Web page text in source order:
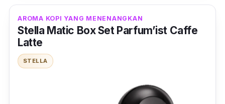
dicampur dengan air.
Dengan menggunakan teknologi ini,
memungkinkan alat ini untuk melepaskan
aroma essential oil secara efektif ke setiap
yang kaya, kompleks dan memikat.
AROMA KOPI YANG MENENANGKAN
Stella Matic Box Set Parfum’ist Caffe
Latte
STELLA